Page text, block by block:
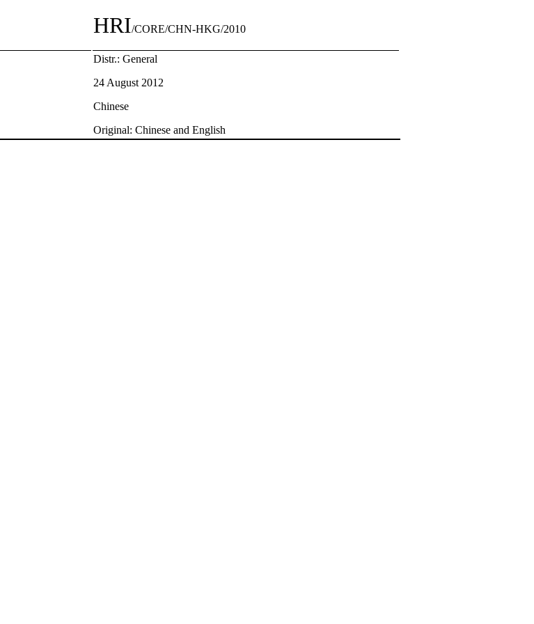
HRI/CORE/CHN-HKG/2010
Distr.: General
24 August 2012
Chinese
Original: Chinese and English